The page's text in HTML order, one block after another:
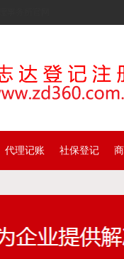
代理记账 社保登记